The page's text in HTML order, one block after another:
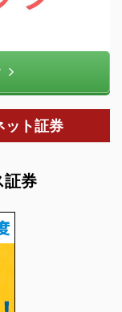
ット証券
証券